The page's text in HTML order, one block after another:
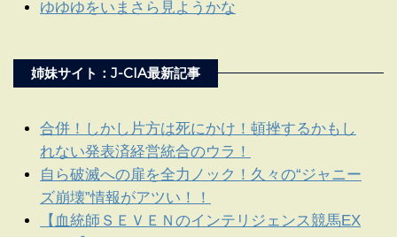
ゆゆゆをいまさら見ようかな
姉妹サイト：J-CIA最新記事
合併！しかし片方は死にかけ！頓挫するかもし
れない発表済経営統合のウラ！
自ら破滅への扉を全力ノック！久々の“ジャニー
ズ崩壊”情報がアツい！！
【血統師ＳＥＶＥＮのインテリジェンス競馬EX